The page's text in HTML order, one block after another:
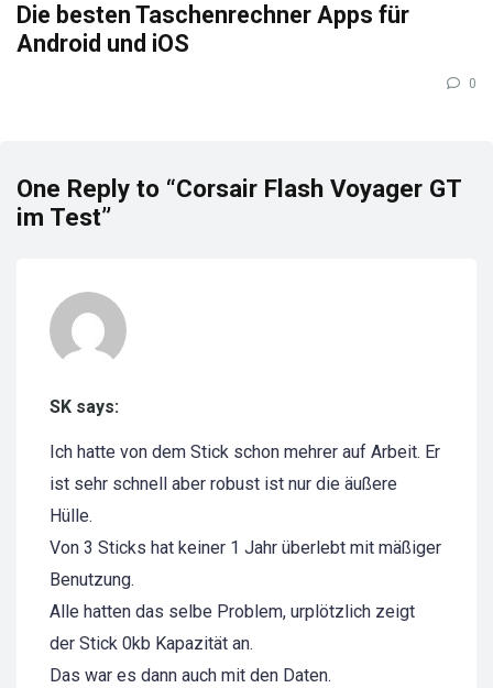
Die besten Taschenrechner Apps für
Android und iOS
0
One Reply to “Corsair Flash Voyager GT
im Test”
SK says:
Ich hatte von dem Stick schon mehrer auf Arbeit. Er
ist sehr schnell aber robust ist nur die äußere
Hülle.
Von 3 Sticks hat keiner 1 Jahr überlebt mit mäßiger
Benutzung.
Alle hatten das selbe Problem, urplötzlich zeigt
der Stick 0kb Kapazität an.
Das war es dann auch mit den Daten.